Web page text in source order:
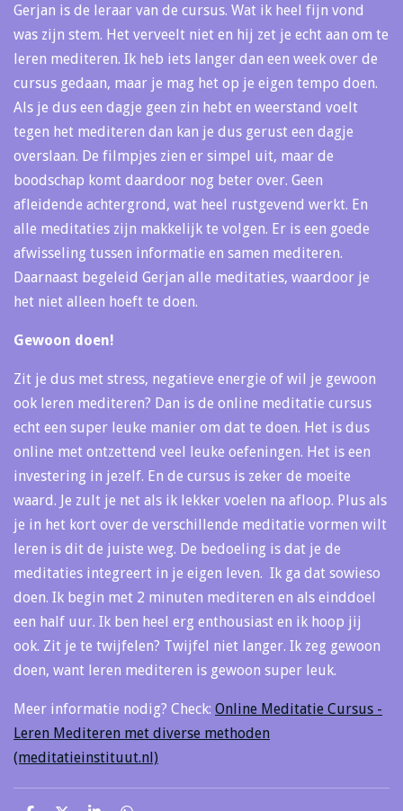
Gerjan is de leraar van de cursus. Wat ik heel fijn vond
was zijn stem. Het verveelt niet en hij zet je echt aan om te
leren mediteren. Ik heb iets langer dan een week over de
cursus gedaan, maar je mag het op je eigen tempo doen.
Als je dus een dagje geen zin hebt en weerstand voelt
tegen het mediteren dan kan je dus gerust een dagje
overslaan. De filmpjes zien er simpel uit, maar de
boodschap komt daardoor nog beter over. Geen
afleidende achtergrond, wat heel rustgevend werkt. En
alle meditaties zijn makkelijk te volgen. Er is een goede
afwisseling tussen informatie en samen mediteren.
Daarnaast begeleid Gerjan alle meditaties, waardoor je
het niet alleen hoeft te doen.
Gewoon doen!
Zit je dus met stress, negatieve energie of wil je gewoon
ook leren mediteren? Dan is de online meditatie cursus
echt een super leuke manier om dat te doen. Het is dus
online met ontzettend veel leuke oefeningen. Het is een
investering in jezelf. En de cursus is zeker de moeite
waard. Je zult je net als ik lekker voelen na afloop. Plus als
je in het kort over de verschillende meditatie vormen wilt
leren is dit de juiste weg. De bedoeling is dat je de
meditaties integreert in je eigen leven. Ik ga dat sowieso
doen. Ik begin met 2 minuten mediteren en als einddoel
een half uur. Ik ben heel erg enthousiast en ik hoop jij
ook. Zit je te twijfelen? Twijfel niet langer. Ik zeg gewoon
doen, want leren mediteren is gewoon super leuk.
Meer informatie nodig? Check: Online Meditatie Cursus -
Leren Mediteren met diverse methoden
(meditatieinstituut.nl)